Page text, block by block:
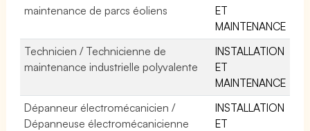
maintenance de parcs éoliens
ET
MAINTENANCE
Technicien / Technicienne de
maintenance industrielle polyvalente
INSTALLATION
ET
MAINTENANCE
Dépanneur électromécanicien /
Dépanneuse électromécanicienne
INSTALLATION
ET